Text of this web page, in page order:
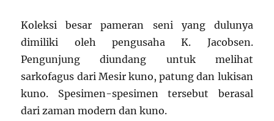
Koleksi besar pameran seni yang dulunya
dimiliki oleh pengusaha K. Jacobsen.
Pengunjung diundang untuk melihat
sarkofagus dari Mesir kuno, patung dan lukisan
kuno. Spesimen-spesimen tersebut berasal
dari zaman modern dan kuno.